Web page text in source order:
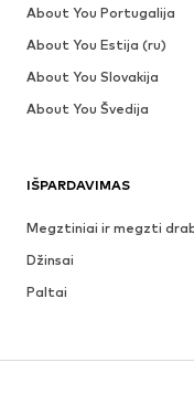
IŠPARDAVIMAS
Megztiniai ir megzti
Džinsai
Paltai
Sijonai
About You Portugalija
About You Estija (ru)
About You Slovakija
About You Švedija